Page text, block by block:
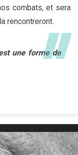
combats, et sera
rencontreront.
une forme de